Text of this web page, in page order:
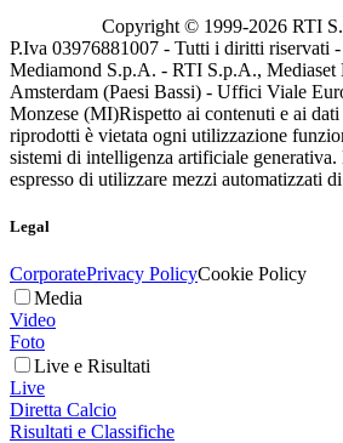
Copyright © 1999-2026 RTI
P.Iva 03976881007 - Tutti i diritti riservati
Mediamond S.p.A. - RTI S.p.A., Mediaset
Amsterdam (Paesi Bassi) - Uffici Viale
Monzese (MI)Rispetto ai contenuti e ai
riprodotti è vietata ogni utilizzazione
sistemi di intelligenza artificiale
espresso di utilizzare mezzi automatizzati
Legal
CorporatePrivacy PolicyCookie Policy
Media
Video
Foto
Live e Risultati
Live
Diretta Calcio
Risultati e Classifiche